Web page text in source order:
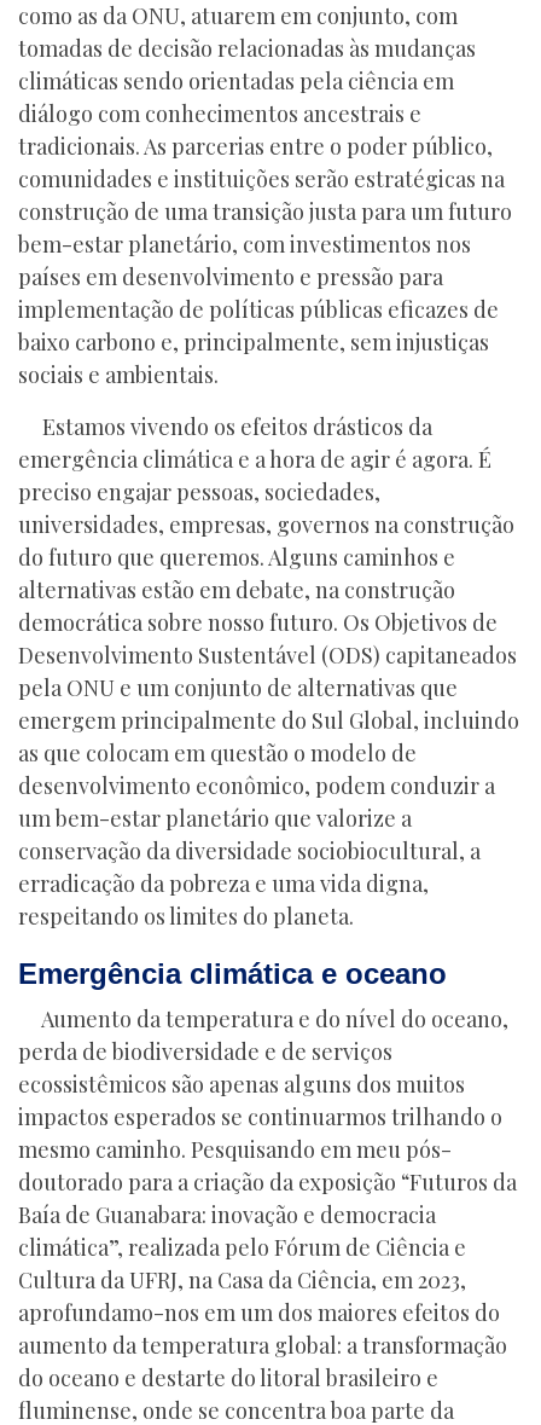
como as da ONU, atuarem em conjunto, com
tomadas de decisão relacionadas às mudanças
climáticas sendo orientadas pela ciência em
diálogo com conhecimentos ancestrais e
tradicionais. As parcerias entre o poder público,
comunidades e instituições serão estratégicas na
construção de uma transição justa para um futuro
bem-estar planetário, com investimentos nos
países em desenvolvimento e pressão para
implementação de políticas públicas eficazes de
baixo carbono e, principalmente, sem injustiças
sociais e ambientais.
Estamos vivendo os efeitos drásticos da
emergência climática e a hora de agir é agora. É
preciso engajar pessoas, sociedades,
universidades, empresas, governos na construção
do futuro que queremos. Alguns caminhos e
alternativas estão em debate, na construção
democrática sobre nosso futuro. Os Objetivos de
Desenvolvimento Sustentável (ODS) capitaneados
pela ONU e um conjunto de alternativas que
emergem principalmente do Sul Global, incluindo
as que colocam em questão o modelo de
desenvolvimento econômico, podem conduzir a
um bem-estar planetário que valorize a
conservação da diversidade sociobiocultural, a
erradicação da pobreza e uma vida digna,
respeitando os limites do planeta.
Emergência climática e oceano
Aumento da temperatura e do nível do oceano,
perda de biodiversidade e de serviços
ecossistêmicos são apenas alguns dos muitos
impactos esperados se continuarmos trilhando o
mesmo caminho. Pesquisando em meu pós-
doutorado para a criação da exposição “Futuros da
Baía de Guanabara: inovação e democracia
climática”, realizada pelo Fórum de Ciência e
Cultura da UFRJ, na Casa da Ciência, em 2023,
aprofundamo-nos em um dos maiores efeitos do
aumento da temperatura global: a transformação
do oceano e destarte do litoral brasileiro e
fluminense, onde se concentra boa parte da